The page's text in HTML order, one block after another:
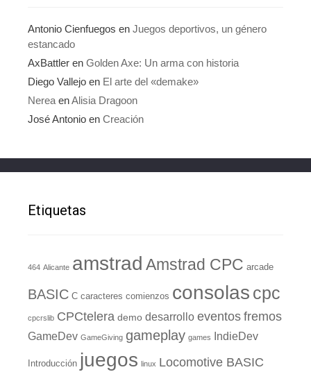
Antonio Cienfuegos en Juegos deportivos, un género
estancado
AxBattler en Golden Axe: Un arma con historia
Diego Vallejo en El arte del «demake»
Nerea enAlisia Dragoon
José Antonio en Creación
Etiquetas
464 Alicante amstrad Amstrad CPC arcade
BASIC C caracteres comienzos consolas cpc
cpcrslib CPCtelera demo desarrollo eventos fremos
GameDev GameGiving gameplay games IndieDev
Introducción juegos linux Locomotive BASIC